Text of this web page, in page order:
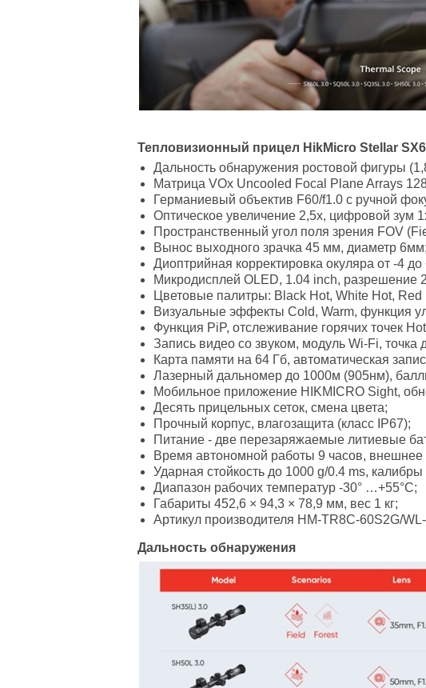
Тепловизионный прицел HikMicro Stellar
Дальность обнаружения ростовой фигуры
Матрица VOx Uncooled Focal Plane Arrays
Германиевый объектив F60/f1.0 с ручной
Оптическое увеличение 2,5х, цифровой зум
Пространственный угол поля зрения FOV
Вынос выходного зрачка 45 мм, диаметр 6мм;
Диоптрийная корректировка окуляра от -4 до
Микродисплей OLED, 1.04 inch, разрешение
Цветовые палитры: Black Hot, White Hot,
Визуальные эффекты Cold, Warm, функция
Функция PiP, отслеживание горячих точек
Запись видео со звуком, модуль Wi-Fi, точка
Карта памяти на 64 Гб, автоматическая
Лазерный дальномер до 1000м (905нм),
Мобильное приложение HIKMICRO Sight,
Десять прицельных сеток, смена цвета;
Прочный корпус, влагозащита (класс IP67);
Питание - две перезаряжаемые литиевые
Время автономной работы 9 часов, внешнее
Ударная стойкость до 1000 g/0.4 ms,
Диапазон рабочих температур -30° …+55°С;
Габариты 452,6 × 94,3 × 78,9 мм, вес 1 кг;
Артикул производителя HM-TR8C-60S2G/
Дальность обнаружения